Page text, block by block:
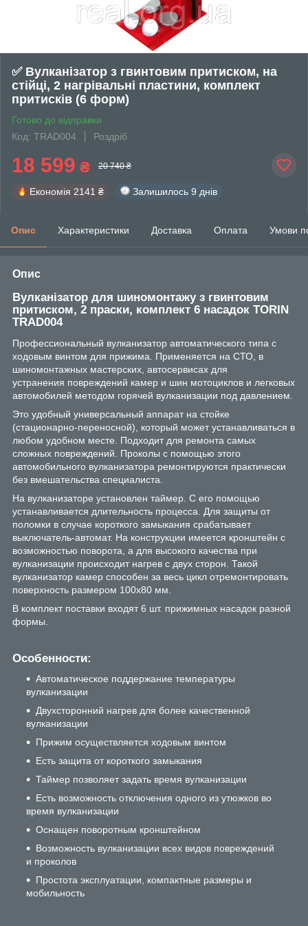
✅ Вулканізатор з гвинтовим притиском, на
стійці, 2 нагрівальні пластини, комплект
притисків (6 форм)
Готово до відправки
Код: TRAD004
Роздріб
18 599 ₴ 20 740 ₴
Економія 2141 ₴ Залишилось 9 днів
Опис Характеристики Доставка Оплата Умови
Опис
Вулканізатор для шиномонтажу з гвинтовим
притиском, 2 праски, комплект 6 насадок TORIN
TRAD004
Профессиональный вулканизатор автоматического типа с
ходовым винтом для прижима. Применяется на СТО, в
шиномонтажных мастерских, автосервисах для
устранения повреждений камер и шин мотоциклов и легковых
автомобилей методом горячей вулканизации под давлением.
Это удобный универсальный аппарат на стойке
(стационарно-переносной), который может устанавливаться в
любом удобном месте. Подходит для ремонта самых
сложных повреждений. Проколы с помощью этого
автомобильного вулканизатора ремонтируются практически
без вмешательства специалиста.
На вулканизаторе установлен таймер. С его помощью
устанавливается длительность процесса. Для защиты от
поломки в случае короткого замыкания срабатывает
выключатель-автомат. На конструкции имеется кронштейн с
возможностью поворота, а для высокого качества при
вулканизации происходит нагрев с двух сторон. Такой
вулканизатор камер способен за весь цикл отремонтировать
поверхность размером 100х80 мм.
В комплект поставки входят 6 шт. прижимных насадок разной
формы.
Особенности:
Автоматическое поддержание температуры
вулканизации
Двухсторонний нагрев для более качественной
вулканизации
Прижим осуществляется ходовым винтом
Есть защита от короткого замыкания
Таймер позволяет задать время вулканизации
Есть возможность отключения одного из утюжков во
время вулканизации
Оснащен поворотным кронштейном
Возможность вулканизации всех видов повреждений
и проколов
Простота эксплуатации, компактные размеры и
мобильность